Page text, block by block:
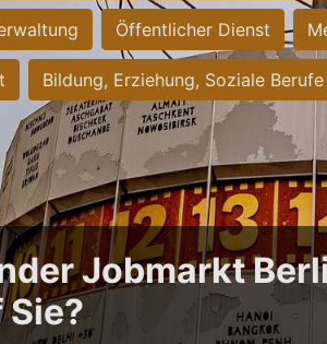
Öffentlicher Dienst
Bildung, Erziehung, Soziale Berufe
Jobmarkt